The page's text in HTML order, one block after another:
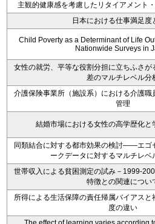
主観的健康感を考慮したリタイアメント
日本における仕事満足度
Child Poverty as a Determinant of Life
Nationwide Surveys in
女性の就労、平等な役割分担に立ちふさ
差のマルチレベル分
介護保険事業所（施設系）における介護職
管理
結婚市場における女性の高学歴化と
同類結合に対する都市効果の検討――エゴ
ークデータに対するマルチレベ
世帯収入による貧困測定の試み－1999-
特徴との関連につい
所得による生活保障の責任帰属バイアス
度の違い